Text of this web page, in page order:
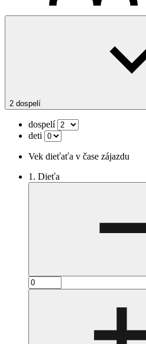
2 dospelí
dospelí
deti
Vek dieťaťa v čase zájazdu
1. Dieťa